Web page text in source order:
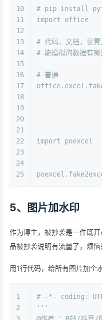
10
11
12
13
14
15
16
17
18
19
20
21
22
23
24
25
# pip install
import office
# 代码、文档，见置
# 能模拟的数据
# 普通
import poexcel
5、图片加水印
作为博主，被抄袭是一件既
品被抄袭说明有流量了，烦
用1行代码，给所有图片加个
1
2
# -*- coding:
'''